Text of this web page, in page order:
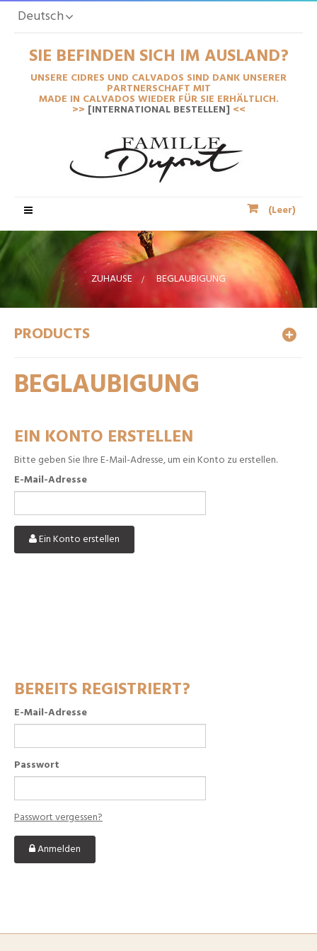
Deutsch
SIE BEFINDEN SICH IM AUSLAND?
UNSERE CIDRES UND CALVADOS SIND DANK UNSERER
PARTNERSCHAFT MIT
MADE IN CALVADOS WIEDER FÜR SIE ERHÄLTLICH.
>> [INTERNATIONAL BESTELLEN] <<
(Leer)
Toggle-
ZUHAUSE > BEGLAUBIGUNG
PRODUCTS
BEGLAUBIGUNG
EIN KONTO ERSTELLEN
Bitte geben Sie Ihre E-Mail-Adresse, um ein Konto zu erstellen.
E-Mail-Adresse
Ein Konto erstellen
BEREITS REGISTRIERT?
E-Mail-Adresse
Passwort
Passwort vergessen?
Anmelden